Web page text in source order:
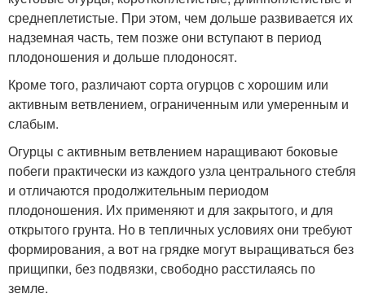
среднеплетистые. При этом, чем дольше развивается их
надземная часть, тем позже они вступают в период
плодоношения и дольше плодоносят.
Кроме того, различают сорта огурцов с хорошим или
активным ветвлением, ограниченным или умеренным и
слабым.
Огурцы с активным ветвлением наращивают боковые
побеги практически из каждого узла центрального стебля
и отличаются продолжительным периодом
плодоношения. Их применяют и для закрытого, и для
открытого грунта. Но в тепличных условиях они требуют
формирования, а вот на грядке могут выращиваться без
прищипки, без подвязки, свободно расстилаясь по
земле.